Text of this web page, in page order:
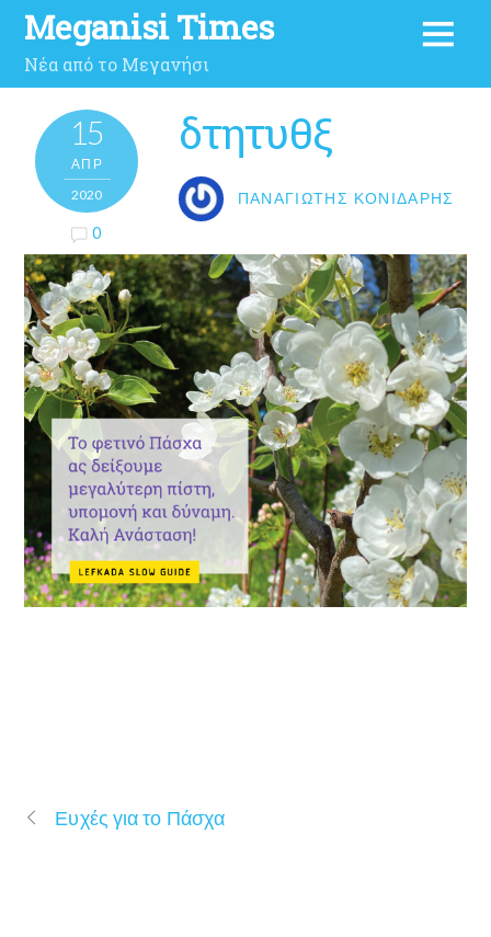
Meganisi Times
Νέα από το Μεγανήσι
15
ΑΠΡ
2020
0
δτητυθξ
ΠΑΝΑΓΙΏΤΗΣ ΚΟΝΙΔΆΡΗΣ
Ευχές για το Πάσχα